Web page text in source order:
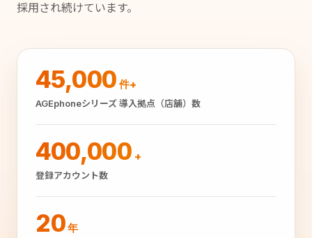
採用され続けています。
45,000 件+
AGEphoneシリーズ 導入拠点（店舗）数
400,000 +
登録アカウント数
20年